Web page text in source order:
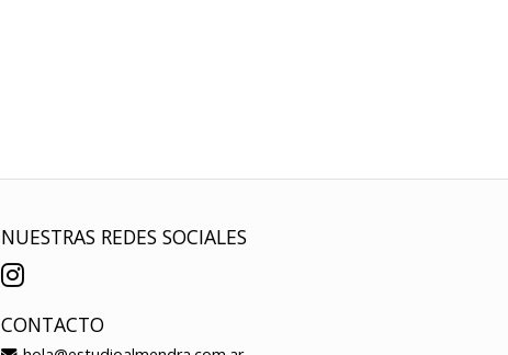
NUESTRAS REDES SOCIALES
CONTACTO